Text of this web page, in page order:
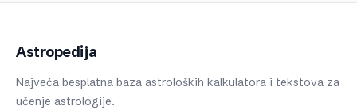
Astropedija
Najveća besplatna baza astroloških kalkulatora i tekstova za
učenje astrologije.